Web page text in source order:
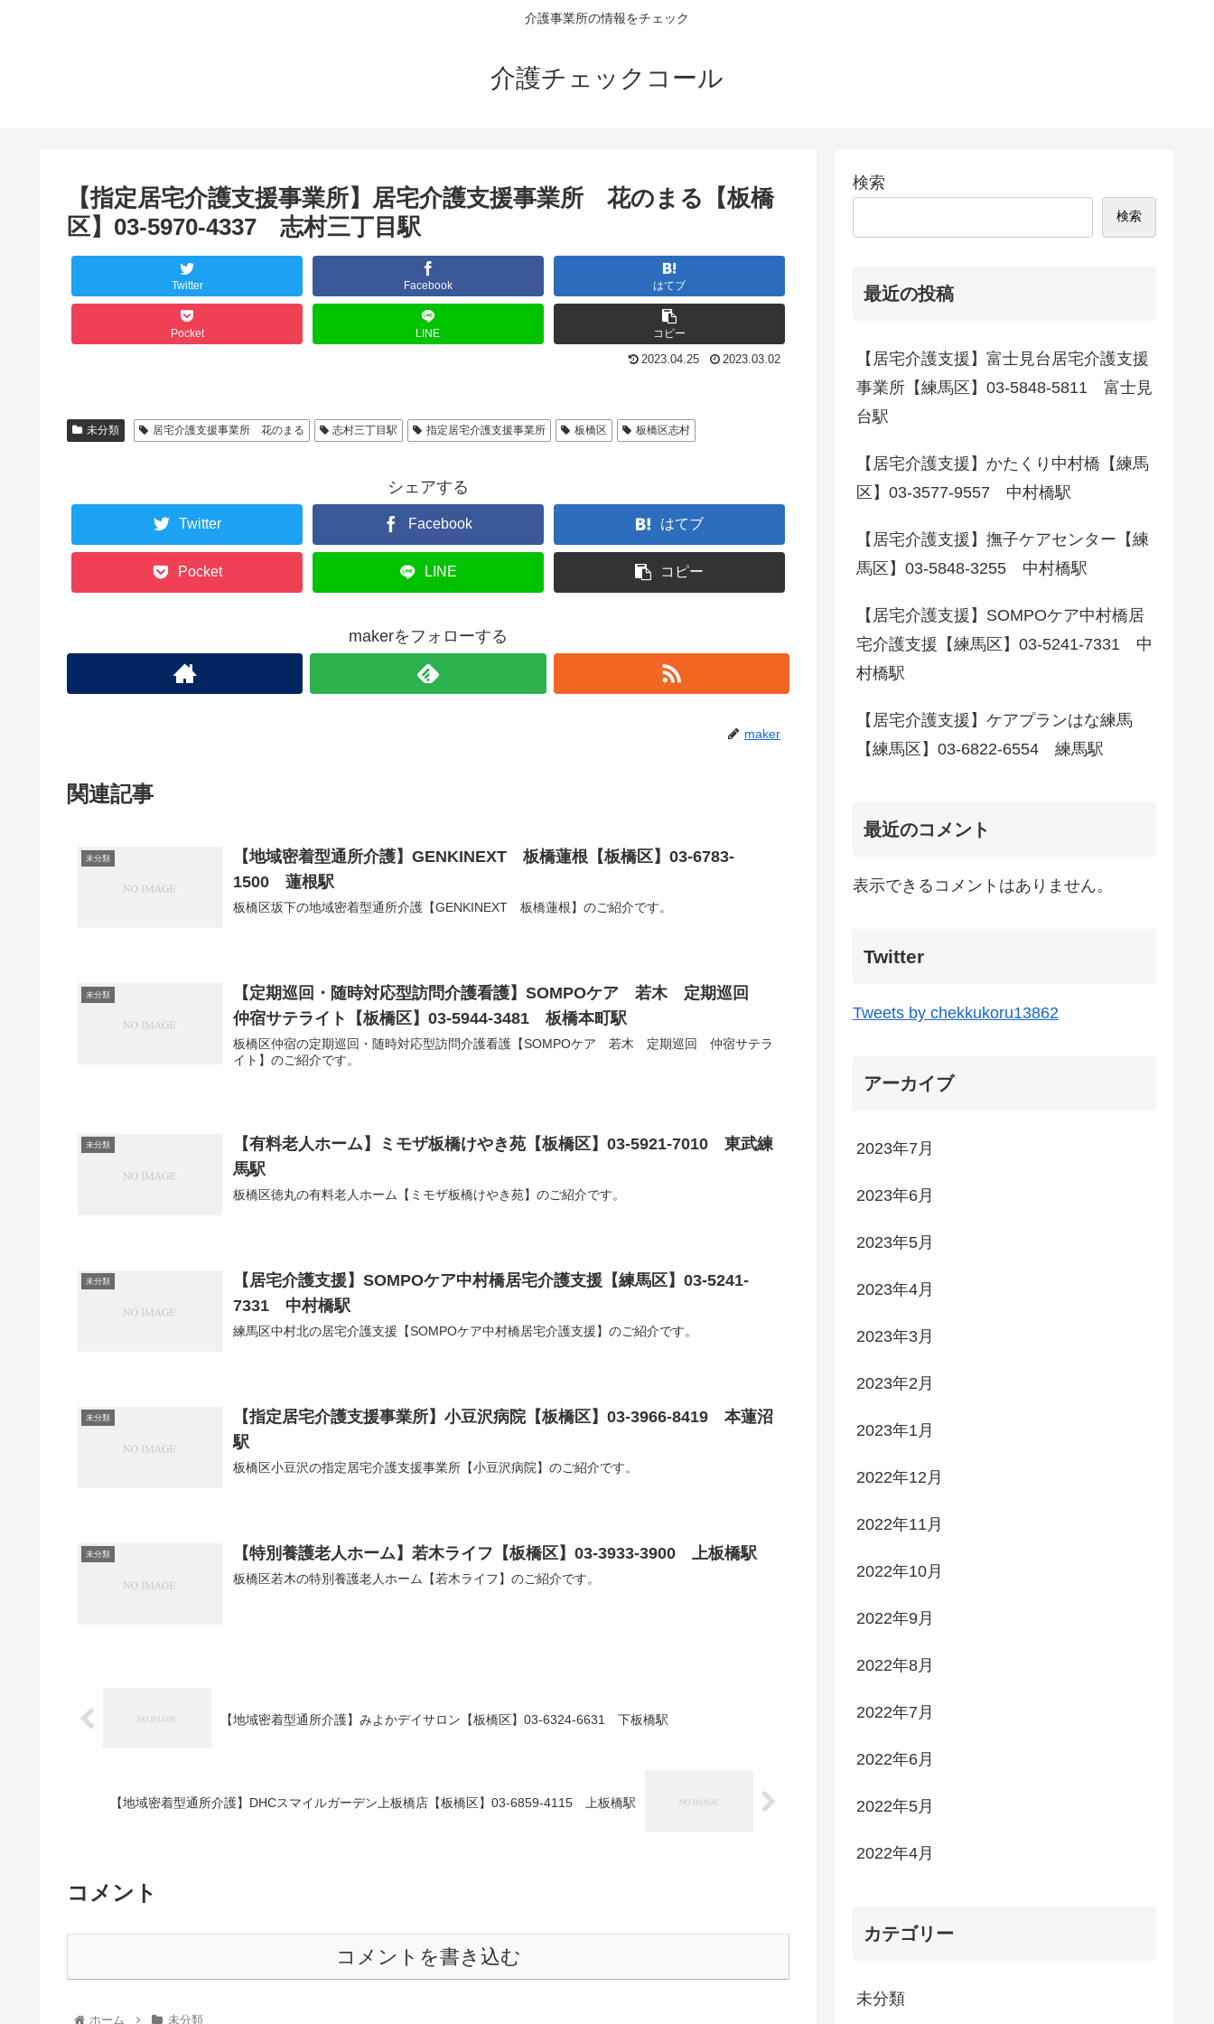
介護事業所の情報をチェック
介護チェックコール
【指定居宅介護支援事業所】居宅介護支援事業所 花のまる【板橋
区】03-5970-4337 志村三丁目駅
Twitter Facebook はてブ
Pocket LINE コピー
2023.04.25 2023.03.02
未分類 居宅介護支援事業所 花のまる 志村三丁目駅 指定居宅介護支援事業所 板橋区 板橋区志村
シェアする
Twitter Facebook はてブ
Pocket LINE コピー
makerをフォローする
maker
関連記事
未分類
【地域密着型通所介護】GENKINEXT 板橋蓮根【板橋区】03-6783-
1500 蓮根駅
板橋区坂下の地域密着型通所介護【GENKINEXT 板橋蓮根】のご紹介です。
未分類
【定期巡回・随時対応型訪問介護看護】SOMPOケア 若木 定期巡回
仲宿サテライト【板橋区】03-5944‐3481 板橋本町駅
板橋区仲宿の定期巡回・随時対応型訪問介護看護【SOMPOケア 若木 定期巡回 仲宿サテラ
イト】のご紹介です。
未分類
【有料老人ホーム】ミモザ板橋けやき苑【板橋区】03-5921-7010 東武練
馬駅
板橋区徳丸の有料老人ホーム【ミモザ板橋けやき苑】のご紹介です。
未分類
【居宅介護支援】SOMPOケア中村橋居宅介護支援【練馬区】03-5241-
7331 中村橋駅
練馬区中村北の居宅介護支援【SOMPOケア中村橋居宅介護支援】のご紹介です。
未分類
【指定居宅介護支援事業所】小豆沢病院【板橋区】03-3966-8419 本蓮沼
駅
板橋区小豆沢の指定居宅介護支援事業所【小豆沢病院】のご紹介です。
未分類 【特別養護老人ホーム】若木ライフ【板橋区】03-3933-3900 上板橋駅
板橋区若木の特別養護老人ホーム【若木ライフ】のご紹介です。
【地域密着型通所介護】みよかデイサロン【板橋区】03-6324-6631 下板橋駅
【地域密着型通所介護】DHCスマイルガーデン上板橋店【板橋区】03-6859-4115 上板橋駅
コメント
コメントを書き込む
ホーム 未分類
検索
検索
最近の投稿
【居宅介護支援】富士見台居宅介護支援
事業所【練馬区】03-5848-5811 富士見
台駅
【居宅介護支援】かたくり中村橋【練馬
区】03-3577-9557 中村橋駅
【居宅介護支援】撫子ケアセンター【練
馬区】03-5848-3255 中村橋駅
【居宅介護支援】SOMPOケア中村橋居
宅介護支援【練馬区】03-5241-7331 中
村橋駅
【居宅介護支援】ケアプランはな練馬
【練馬区】03-6822-6554 練馬駅
最近のコメント
表示できるコメントはありません。
Twitter
Tweets by chekkukoru13862
アーカイブ
2023年7月
2023年6月
2023年5月
2023年4月
2023年3月
2023年2月
2023年1月
2022年12月
2022年11月
2022年10月
2022年9月
2022年8月
2022年7月
2022年6月
2022年5月
2022年4月
カテゴリー
未分類